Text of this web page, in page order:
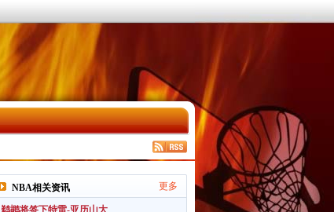
NBA相关资讯 更多
鹈鹕将签下特雷-亚历山大